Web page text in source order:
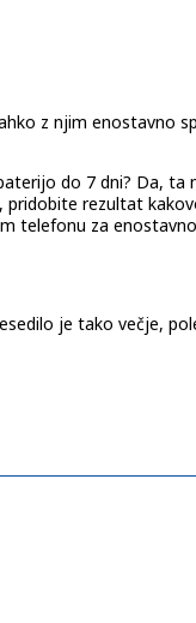
z njim enostavno
do 7 dni? Da, ta
rezultat
telefonu za
je tako večje,
in dobro počutje.